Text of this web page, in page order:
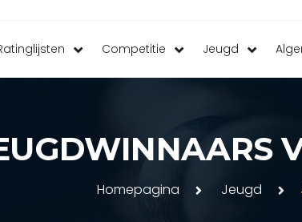
Competitie Jeugd
Homepagina Jeugd